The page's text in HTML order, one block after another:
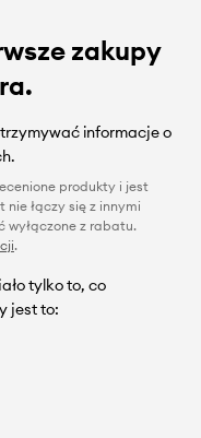
zakupy
informacje o
produkty i jest
nie łączy się z innymi
wyłączone z rabatu.
.
tylko to, co
jest to: